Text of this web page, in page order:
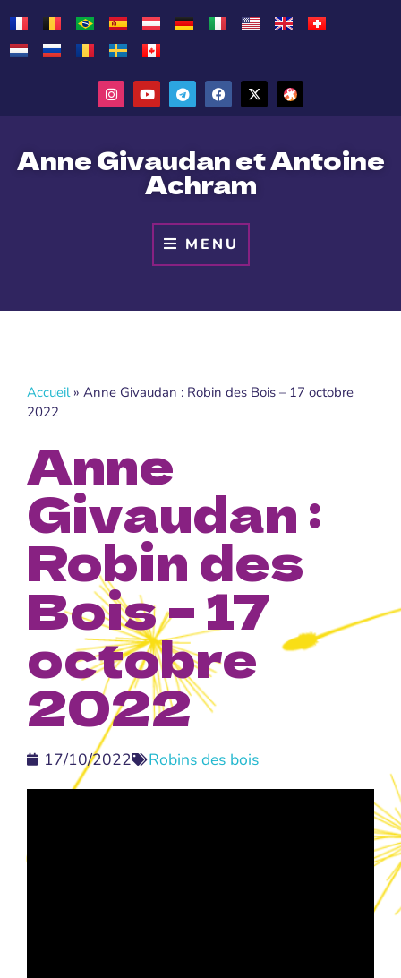
Anne Givaudan et Antoine
Achram
MENU
Accueil» Anne Givaudan : Robin des Bois – 17 octobre
2022
Anne
Givaudan :
Robin des
Bois – 17
octobre
2022
17/10/2022 Robins des bois